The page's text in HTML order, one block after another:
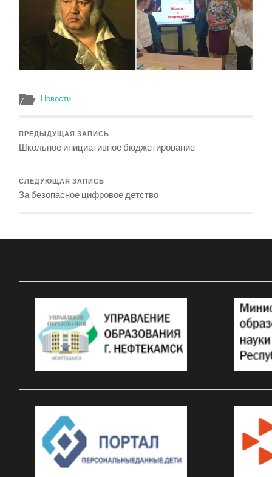
Новости
ПРЕДЫДУЩАЯ ЗАПИСЬ
Школьное инициативное бюджетирование
СЛЕДУЮЩАЯ ЗАПИСЬ
За безопасное цифровое детство